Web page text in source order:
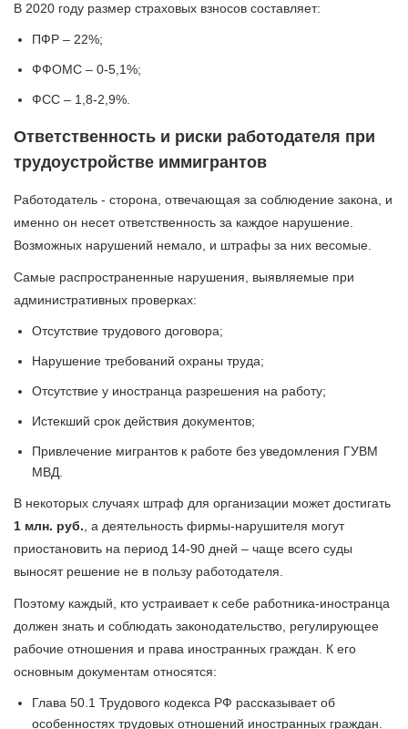
В 2020 году размер страховых взносов составляет:
ПФР – 22%;
ФФОМС – 0-5,1%;
ФСС – 1,8-2,9%.
Ответственность и риски работодателя при
трудоустройстве иммигрантов
Работодатель - сторона, отвечающая за соблюдение закона, и
именно он несет ответственность за каждое нарушение.
Возможных нарушений немало, и штрафы за них весомые.
Самые распространенные нарушения, выявляемые при
административных проверках:
Отсутствие трудового договора;
Нарушение требований охраны труда;
Отсутствие у иностранца разрешения на работу;
Истекший срок действия документов;
Привлечение мигрантов к работе без уведомления ГУВМ
МВД.
В некоторых случаях штраф для организации может достигать
1 млн. руб. , а деятельность фирмы-нарушителя могут
приостановить на период 14-90 дней – чаще всего суды
выносят решение не в пользу работодателя.
Поэтому каждый, кто устраивает к себе работника-иностранца
должен знать и соблюдать законодательство, регулирующее
рабочие отношения и права иностранных граждан. К его
основным документам относятся:
Глава 50.1 Трудового кодекса РФ рассказывает об
особенностях трудовых отношений иностранных граждан.